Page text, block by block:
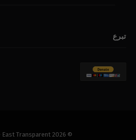
تبرع
© 2026 Middle East Transparent